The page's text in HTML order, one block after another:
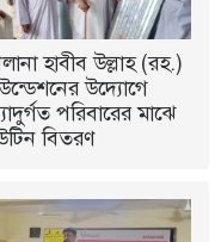
হাবীব উল্লাহ (রহ.)
উদ্যোগে
পরিবারের মাঝে
বিতরণ